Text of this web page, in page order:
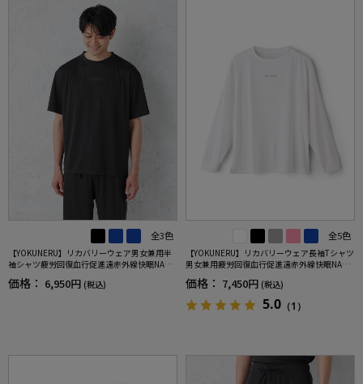
全3色
【YOKUNERU】リカバリーウェア男女兼用半
袖シャツ疲労回復血行促進遠赤外線快眠NANO
MIX(R)【一般医療機器】SS～LLサイズ
価格： 6,950円 (税込)
全5色
【YOKUNERU】リカバリーウェア長袖Tシャツ
男女兼用疲労回復血行促進遠赤外線快眠NANO
MIX(R)【一般医療機器】SS～LLサイズ
価格： 7,450円 (税込)
5.0 （1）